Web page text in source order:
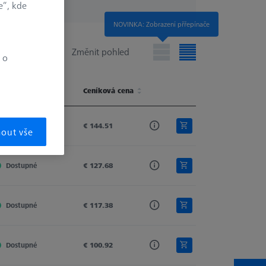
Změnit pohled
Ceníková cena
€ 144.51
Dostupné € 127.68
Dostupné € 117.38
Dostupné € 100.92
NOVINKA: Zobrazení přřepínače
kde
o
vše